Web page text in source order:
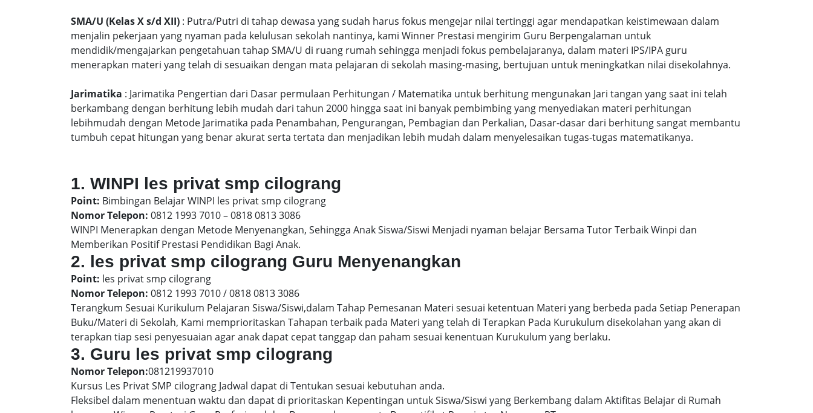
SMA/U (Kelas X s/d XII) : Putra/Putri di tahap dewasa yang sudah harus fokus mengejar nilai tertinggi agar mendapatkan keistimewaan dalam
menjalin pekerjaan yang nyaman pada kelulusan sekolah nantinya, kami Winner Prestasi mengirim Guru Berpengalaman untuk
mendidik/mengajarkan pengetahuan tahap SMA/U di ruang rumah sehingga menjadi fokus pembelajaranya, dalam materi IPS/IPA guru
menerapkan materi yang telah di sesuaikan dengan mata pelajaran di sekolah masing-masing, bertujuan untuk meningkatkan nilai disekolahnya.
Jarimatika : Jarimatika Pengertian dari Dasar permulaan Perhitungan / Matematika untuk berhitung mengunakan Jari tangan yang saat ini telah
berkambang dengan berhitung lebih mudah dari tahun 2000 hingga saat ini banyak pembimbing yang menyediakan materi perhitungan
lebihmudah dengan Metode Jarimatika pada Penambahan, Pengurangan, Pembagian dan Perkalian, Dasar-dasar dari berhitung sangat membantu
tumbuh cepat hitungan yang benar akurat serta tertata dan menjadikan lebih mudah dalam menyelesaikan tugas-tugas matematikanya.
1. WINPI les privat smp cilograng
Point: Bimbingan Belajar WINPI les privat smp cilograng
Nomor Telepon: 0812 1993 7010 – 0818 0813 3086
WINPI Menerapkan dengan Metode Menyenangkan, Sehingga Anak Siswa/Siswi Menjadi nyaman belajar Bersama Tutor Terbaik Winpi dan
Memberikan Positif Prestasi Pendidikan Bagi Anak.
2. les privat smp cilograng Guru Menyenangkan
Point: les privat smp cilograng
Nomor Telepon: 0812 1993 7010 / 0818 0813 3086
Terangkum Sesuai Kurikulum Pelajaran Siswa/Siswi,dalam Tahap Pemesanan Materi sesuai ketentuan Materi yang berbeda pada Setiap Penerapan
Buku/Materi di Sekolah, Kami memprioritaskan Tahapan terbaik pada Materi yang telah di Terapkan Pada Kurukulum disekolahan yang akan di
terapkan tiap sesi penyesuaian agar anak dapat cepat tanggap dan paham sesuai kenentuan Kurukulum yang berlaku.
3. Guru les privat smp cilograng
Nomor Telepon:081219937010
Kursus Les Privat SMP cilograng Jadwal dapat di Tentukan sesuai kebutuhan anda.
Fleksibel dalam menentuan waktu dan dapat di prioritaskan Kepentingan untuk Siswa/Siswi yang Berkembang dalam Aktifitas Belajar di Rumah